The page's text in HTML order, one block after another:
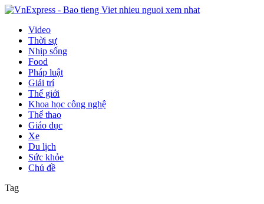
Video
Thời sự
Nhịp sống
Food
Pháp luật
Giải trí
Thế giới
Khoa học công nghệ
Thể thao
Giáo dục
Xe
Du lịch
Sức khỏe
Chủ đề
Tag